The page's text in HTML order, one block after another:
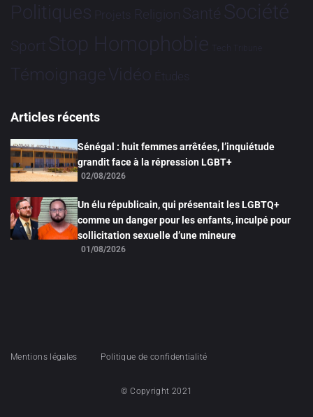
Politiques Projets Religion Santé Société
Sport Stop Homophobie Tech Tribune
TémoignageVidéo Études
Articles récents
Sénégal : huit femmes arrêtées, l’inquiétude
grandit face à la répression LGBT+
02/08/2026
Un élu républicain, qui présentait les LGBTQ+
comme un danger pour les enfants, inculpé pour
sollicitation sexuelle d’une mineure
01/08/2026
Mentions légales Politique de confidentialité
© Copyright 2021